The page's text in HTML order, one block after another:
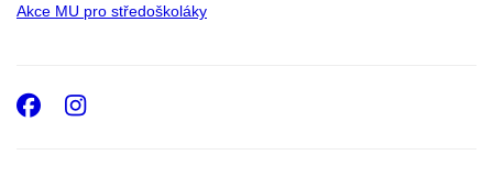
Akce MU pro středoškoláky
Facebook
Instagram